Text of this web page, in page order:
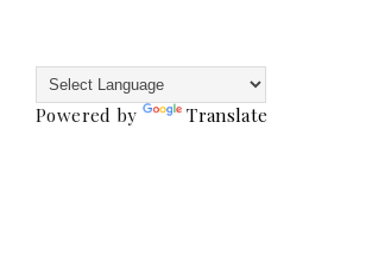
Powered by Translate